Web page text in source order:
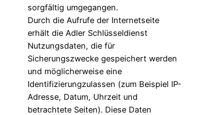
sorgfältig umgegangen.
Durch die Aufrufe der Internetseite
erhält die Adler Schlüsseldienst
Nutzungsdaten, die für
Sicherungszwecke gespeichert werden
und möglicherweise eine
Identifizierungzulassen (zum Beispiel IP-
Adresse, Datum, Uhrzeit und
betrachtete Seiten). Diese Daten